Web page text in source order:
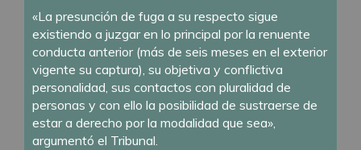
«La presunción de fuga a su respecto sigue
existiendo a juzgar en lo principal por la renuente
conducta anterior (más de seis meses en el exterior
vigente su captura), su objetiva y conflictiva
personalidad, sus contactos con pluralidad de
personas y con ello la posibilidad de sustraerse de
estar a derecho por la modalidad que sea»,
argumentó el Tribunal.